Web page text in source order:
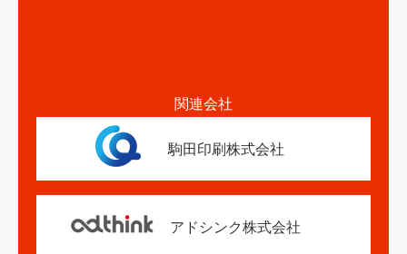
関連会社
駒田印刷株式会社
アドシンク株式会社